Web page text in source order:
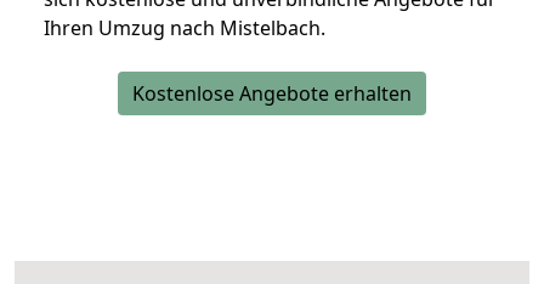
Ihren Umzug nach Mistelbach.
Kostenlose Angebote erhalten